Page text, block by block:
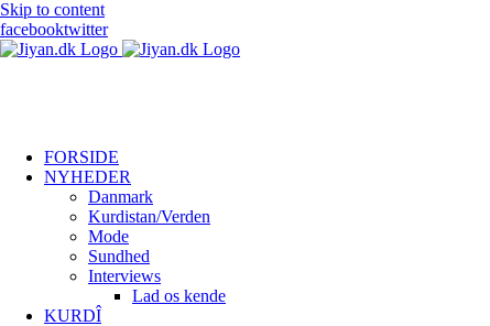
Skip to content
facebooktwitter
FORSIDE
NYHEDER
Danmark
Kurdistan/Verden
Mode
Sundhed
Interviews
Lad os kende
KURDÎ